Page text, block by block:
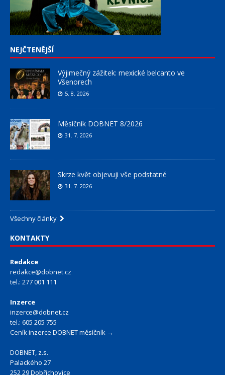
NEJČTENĚJŠÍ
Výjimečný zážitek: mexické belcanto ve
Všenorech
5. 8. 2026
Měsíčník DOBNET 8/2026
31. 7. 2026
Skrze květ objevuji vše podstatné
31. 7. 2026
Všechny články
KONTAKTY
Redakce
redakce@dobnet.cz
tel.: 277 001 111
Inzerce
inzerce@dobnet.cz
tel.: 605 205 755
Ceník inzerce DOBNET měsíčník →
DOBNET, z.s.
Palackého 27
252 29 Dobřichovice